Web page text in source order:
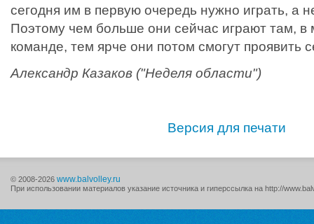
сегодня им в первую очередь нужно играть, а
Поэтому чем больше они сейчас играют там,
команде, тем ярче они потом смогут проявить
Александр Казаков ("Неделя области")
Версия для печати
© 2008-2026 www.balvolley.ru
При использовании материалов указание источника и гиперссылка на http://